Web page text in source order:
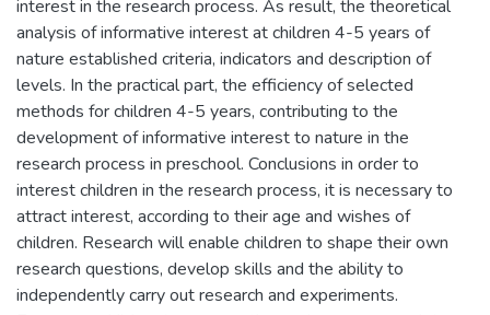
interest in the research process. As result, the theoretical
analysis of informative interest at children 4-5 years of
nature established criteria, indicators and description of
levels. In the practical part, the efficiency of selected
methods for children 4-5 years, contributing to the
development of informative interest to nature in the
research process in preschool. Conclusions in order to
interest children in the research process, it is necessary to
attract interest, according to their age and wishes of
children. Research will enable children to shape their own
research questions, develop skills and the ability to
independently carry out research and experiments.